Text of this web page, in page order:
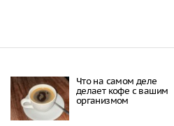
Что на самом деле
делает кофе с вашим
организмом